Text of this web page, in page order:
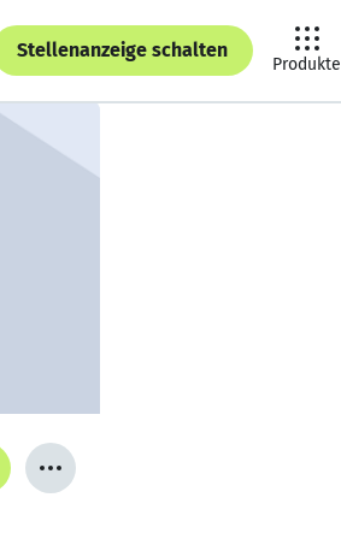
Stellenanzeige schalten
Produkte